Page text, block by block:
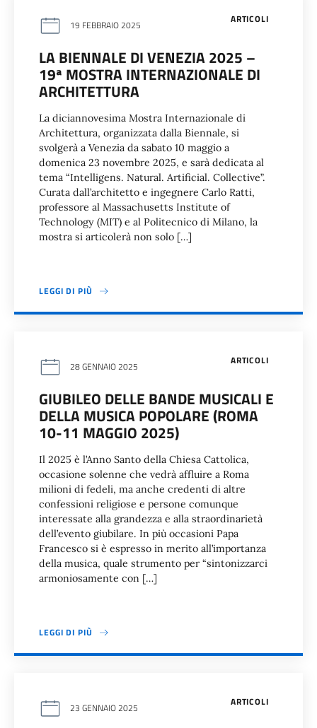
ARTICOLI
19 FEBBRAIO 2025
LA BIENNALE DI VENEZIA 2025 –
19ª MOSTRA INTERNAZIONALE DI
ARCHITETTURA
La diciannovesima Mostra Internazionale di
Architettura, organizzata dalla Biennale, si
svolgerà a Venezia da sabato 10 maggio a
domenica 23 novembre 2025, e sarà dedicata al
tema “Intelligens. Natural. Artificial. Collective”.
Curata dall’architetto e ingegnere Carlo Ratti,
professore al Massachusetts Institute of
Technology (MIT) e al Politecnico di Milano, la
mostra si articolerà non solo […]
LEGGI DI PIÙ
ARTICOLI
28 GENNAIO 2025
GIUBILEO DELLE BANDE MUSICALI E
DELLA MUSICA POPOLARE (ROMA
10-11 MAGGIO 2025)
Il 2025 è l’Anno Santo della Chiesa Cattolica,
occasione solenne che vedrà affluire a Roma
milioni di fedeli, ma anche credenti di altre
confessioni religiose e persone comunque
interessate alla grandezza e alla straordinarietà
dell’evento giubilare. In più occasioni Papa
Francesco si è espresso in merito all’importanza
della musica, quale strumento per “sintonizzarci
armoniosamente con […]
LEGGI DI PIÙ
ARTICOLI
23 GENNAIO 2025